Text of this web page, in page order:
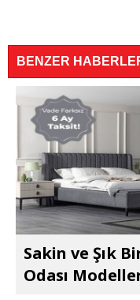
BENZER
Sakin ve Şık
Odası